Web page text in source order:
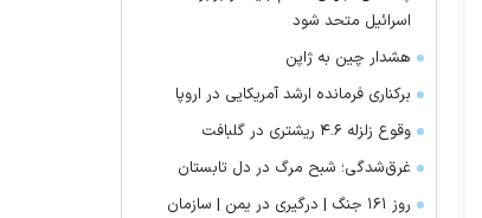
اسرائیل متحد شود
هشدار چین به ژاپن
برکناری فرمانده ارشد آمریکایی در اروپا
وقوع زلزله ۴.۶ ریشتری در گلبافت
غرق‌شدگی؛ شبح مرگ در دل تابستان
روز ۱۶۱ جنگ | درگیری در یمن | سازمان